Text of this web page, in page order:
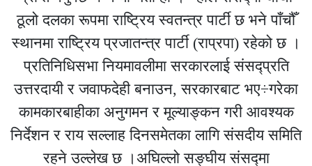
ठूलो दलका रूपमा राष्ट्रिय स्वतन्त्र पार्टी छ भने पाँचौँ
स्थानमा राष्ट्रिय प्रजातन्त्र पार्टी (राप्रपा) रहेको छ ।
प्रतिनिधिसभा नियमावलीमा सरकारलाई संसद्प्रति
उत्तरदायी र जवाफदेही बनाउन, सरकारबाट भए÷गरेका
कामकारबाहीका अनुगमन र मूल्याङ्कन गरी आवश्यक
निर्देशन र राय सल्लाह दिनसमेतका लागि संसदीय समिति
रहने उल्लेख छ ।अघिल्लो सङ्घीय संसद्मा